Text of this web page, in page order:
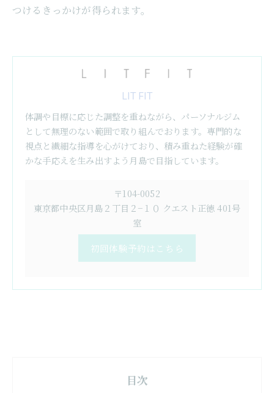
つけるきっかけが得られます。
LIT FIT
体調や目標に応じた調整を重ねながら、パーソナルジム
として無理のない範囲で取り組んでおります。専門的な
視点と繊細な指導を心がけており、積み重ねた経験が確
かな手応えを生み出すよう月島で目指しています。
〒104-0052
東京都中央区月島２丁目２−１０ クエスト正徳 401号
室
初回体験予約はこちら
目次